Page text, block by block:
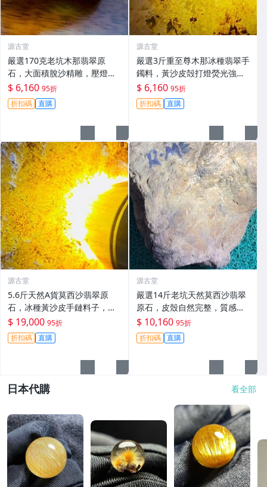
源古堂
嚴選170克老坑木那翡翠原
石，大面積脫沙精雕，壓燈通
透無雜質，油性佳冰種特級，
適合收藏與鑽刻#翡翠 #老坑玉
#冰種翡翠
$ 6,160 95折
折扣碼 直購
源古堂
嚴選3斤重至尊木那冰種翡翠手
鐲料，黃沙皮殻打燈熒光強
烈，水頭極佳，種水化開石型
規整，皮殼完整無損。適合做
手鐲、掛件或雕刻，保留原礦
$ 6,160 95折
折扣碼 直購
源古堂
5.6斤天然A貨莫西沙翡翠原
石，冰種黃沙皮手鏈料子，水
頭佳適合打造掛件或手鏈 莫西
沙 手鏈 料子
$ 19,000 95折
折扣碼 直購
源古堂
嚴選14斤老坑天然莫西沙翡翠
原石，皮殼自然完整，質感
佳，狀態上乘，適合打造手鍊
或精品收藏 A貨翡翠 翡翠原石
天然料型
$ 10,160 95折
折扣碼 直購
日本代購 看全部